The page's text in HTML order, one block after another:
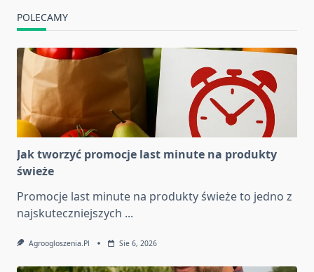
POLECAMY
Jak tworzyć promocje last minute na produkty
świeże
Promocje last minute na produkty świeże to jedno z
najskuteczniejszych ...
Agroogloszenia.pl Sie 6, 2026